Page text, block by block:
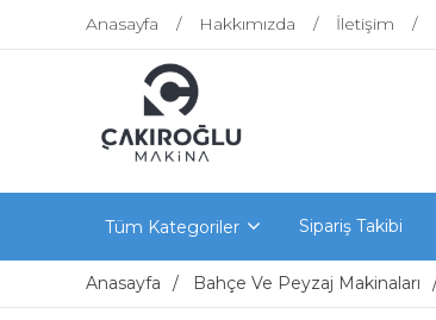
Anasayfa Hakkımızda İletişim
Tüm Kategoriler Sipariş Takibi
Anasayfa Bahçe Ve Peyzaj Makinaları